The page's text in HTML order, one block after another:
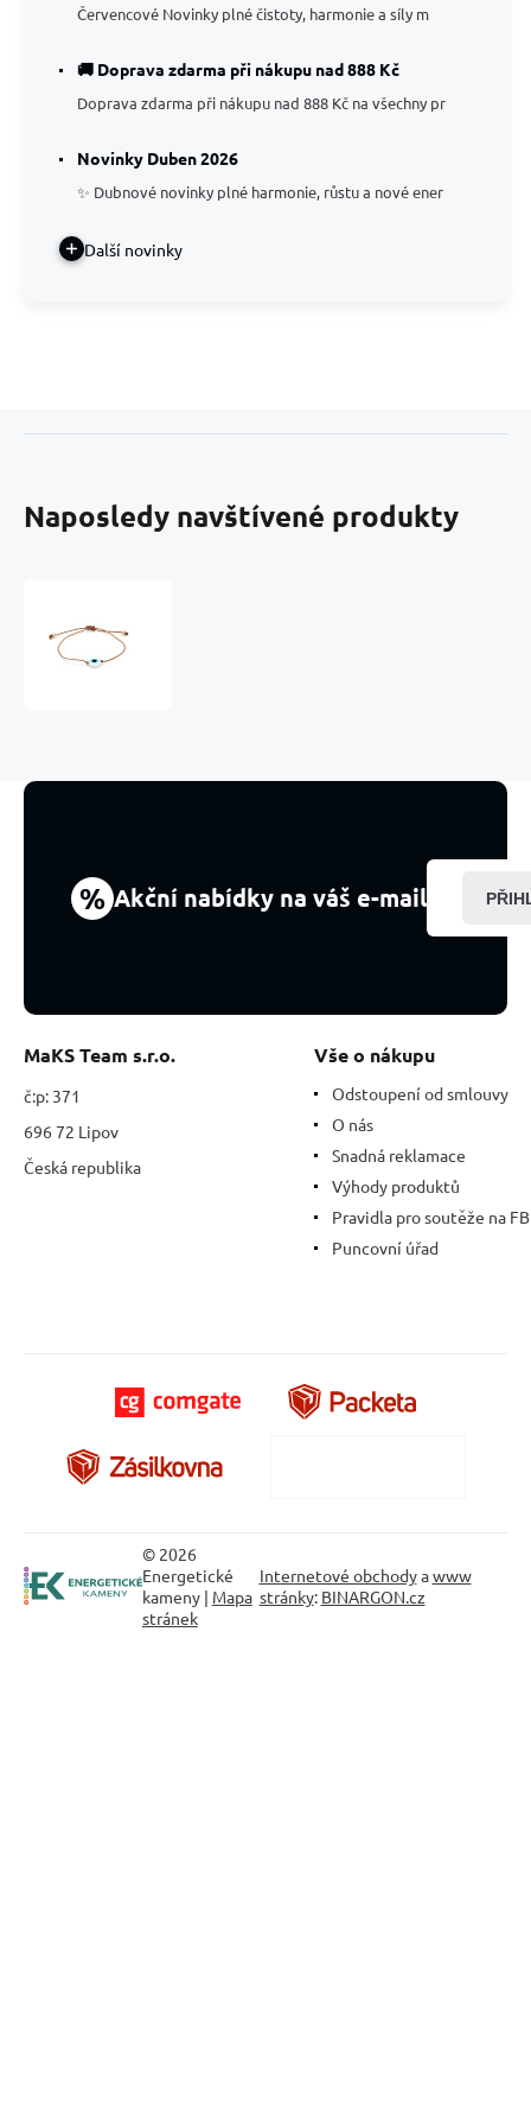
Červencové Novinky plné čistoty, harmonie a síly m
🚚 Doprava zdarma při nákupu nad 888 Kč
Doprava zdarma při nákupu nad 888 Kč na všechny pr
Novinky Duben 2026
✨ Dubnové novinky plné harmonie, růstu a nové ener
Další novinky
Naposledy navštívené produkty
barva
% Akční nabídky na váš e-mail
MaKS Team s.r.o.
č:p: 371
696 72 Lipov
Česká republika
Vše o nákupu
Odstoupení od smlouvy
O nás
Snadná reklamace
Výhody produktů
Pravidla pro soutěže na FB
Puncovní úřad
© 2026
Energetické
kameny | Mapa
stránek
Internetové obchodyawww
stránky: BINARGON.cz